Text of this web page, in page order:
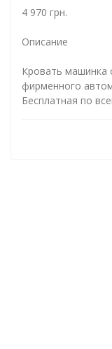
4 970 грн.
Описание
Кровать машинка
фирменного
Бесплатная по